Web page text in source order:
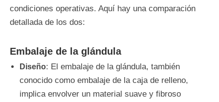
condiciones operativas. Aquí hay una comparación
detallada de los dos:
Embalaje de la glándula
Diseño: El embalaje de la glándula, también
conocido como embalaje de la caja de relleno,
implica envolver un material suave y fibroso